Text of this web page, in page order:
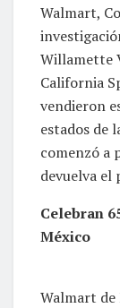
Walmart,
Willamette
California
vendieron
estados de
comenzó a
devuelva el
Celebran
México
Walmart de